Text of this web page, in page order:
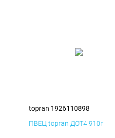
topran 1926110898
ПВЕЦ topran ДОТ4 910г